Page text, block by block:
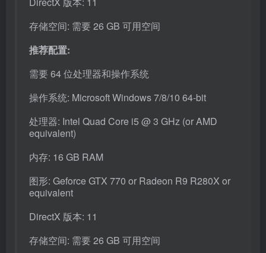
存储空间: 需要 26 GB 可用空间
推荐配置:
需要 64 位处理器和操作系统
操作系统: Microsoft Windows 7/8/10 64-bit
处理器: Intel Quad Core i5 @ 3 GHz (or AMD
equivalent)
内存: 16 GB RAM
图形: Geforce GTX 770 or Radeon R9 R280X or
equivalent
DirectX 版本: 11
存储空间: 需要 26 GB 可用空间